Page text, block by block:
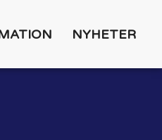
NYHETER